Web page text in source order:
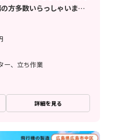
方多数いらっしゃいます
ー、立ち作業
詳細を見る